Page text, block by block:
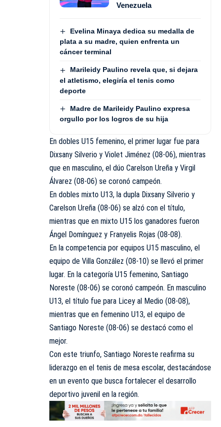
Venezuela
Evelina Minaya dedica su medalla de
plata a su madre, quien enfrenta un
cáncer terminal
Marileidy Paulino revela que, si dejara
el atletismo, elegiría el tenis como
deporte
Madre de Marileidy Paulino expresa
orgullo por los logros de su hija
En dobles U15 femenino, el primer lugar fue para
Dixsany Silverio y Violet Jiménez (08-06), mientras
que en masculino, el dúo Carelson Ureña y Virgil
Álvarez (08-06) se coronó campeón.
En dobles mixto U13, la dupla Dixsany Silverio y
Carelson Ureña (08-06) se alzó con el título,
mientras que en mixto U15 los ganadores fueron
Ángel Domínguez y Franyelis Rojas (08-08).
En la competencia por equipos U15 masculino, el
equipo de Villa González (08-10) se llevó el primer
lugar. En la categoría U15 femenino, Santiago
Noreste (08-06) se coronó campeón. En masculino
U13, el título fue para Licey al Medio (08-08),
mientras que en femenino U13, el equipo de
Santiago Noreste (08-06) se destacó como el
mejor.
Con este triunfo, Santiago Noreste reafirma su
liderazgo en el tenis de mesa escolar, destacándose
en un evento que busca fortalecer el desarrollo
deportivo juvenil en la región.